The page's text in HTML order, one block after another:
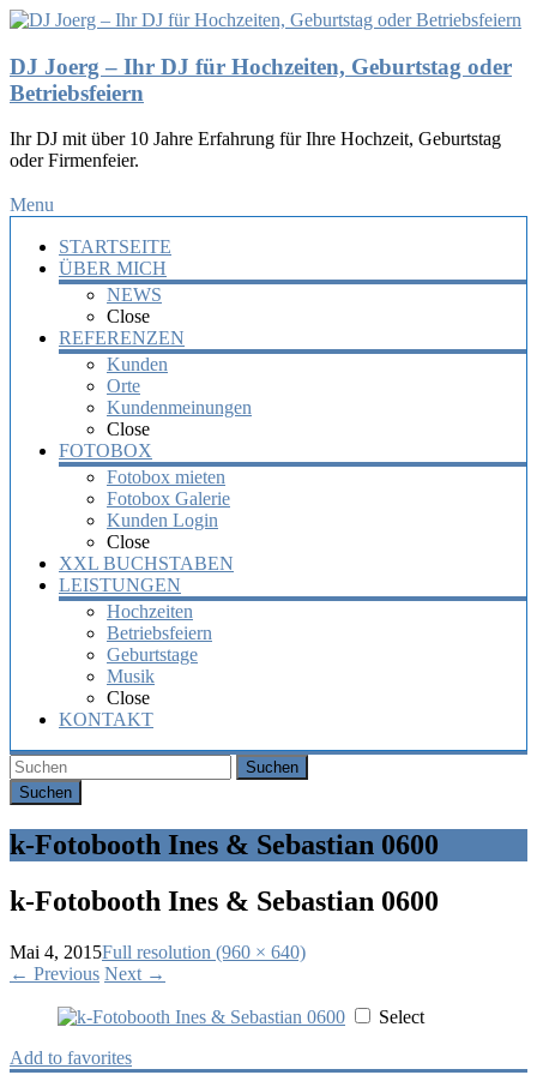
DJ Joerg – Ihr DJ für Hochzeiten, Geburtstag oder
Betriebsfeiern
Ihr DJ mit über 10 Jahre Erfahrung für Ihre Hochzeit, Geburtstag
oder Firmenfeier.
Menu
STARTSEITE
ÜBER MICH
NEWS
Close
REFERENZEN
Kunden
Orte
Kundenmeinungen
Close
FOTOBOX
Fotobox mieten
Fotobox Galerie
Kunden Login
Close
XXL BUCHSTABEN
LEISTUNGEN
Hochzeiten
Betriebsfeiern
Geburtstage
Musik
Close
KONTAKT
Suchen
k-Fotobooth Ines & Sebastian 0600
k-Fotobooth Ines & Sebastian 0600
Mai 4, 2015Full resolution (960 × 640)
← Previous Next →
Select
Add to favorites